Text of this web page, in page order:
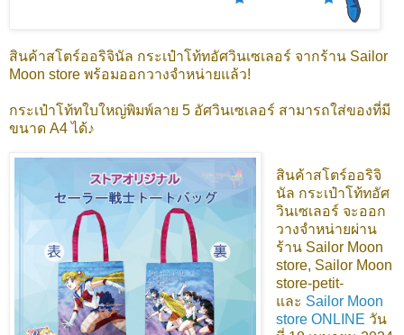
สินค้าสโตร์ออริจินัล กระเป๋าโท้ทอัศวินเซเลอร์ จากร้าน Sailor
Moon store พร้อมออกวางจำหน่ายแล้ว!
กระเป๋าโท้ทใบใหญ่พิมพ์ลาย 5 อัศวินเซเลอร์ สามารถใส่ของที่มี
ขนาด A4 ได้♪
สินค้าสโตร์ออริจิ
นัล กระเป๋าโท้ทอัศ
วินเซเลอร์ จะออก
วางจำหน่ายผ่าน
ร้าน Sailor Moon
store, Sailor Moon
store-petit-
และ Sailor Moon
store ONLINE วัน